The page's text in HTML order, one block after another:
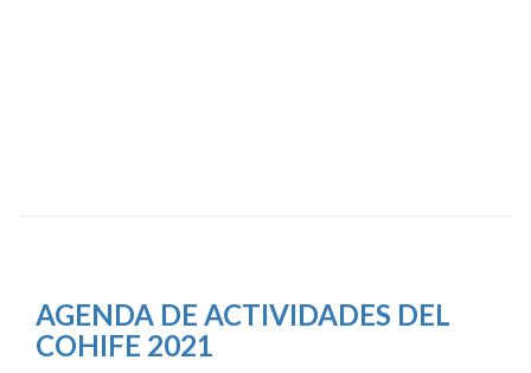
AGENDA DE ACTIVIDADES DEL
COHIFE 2021